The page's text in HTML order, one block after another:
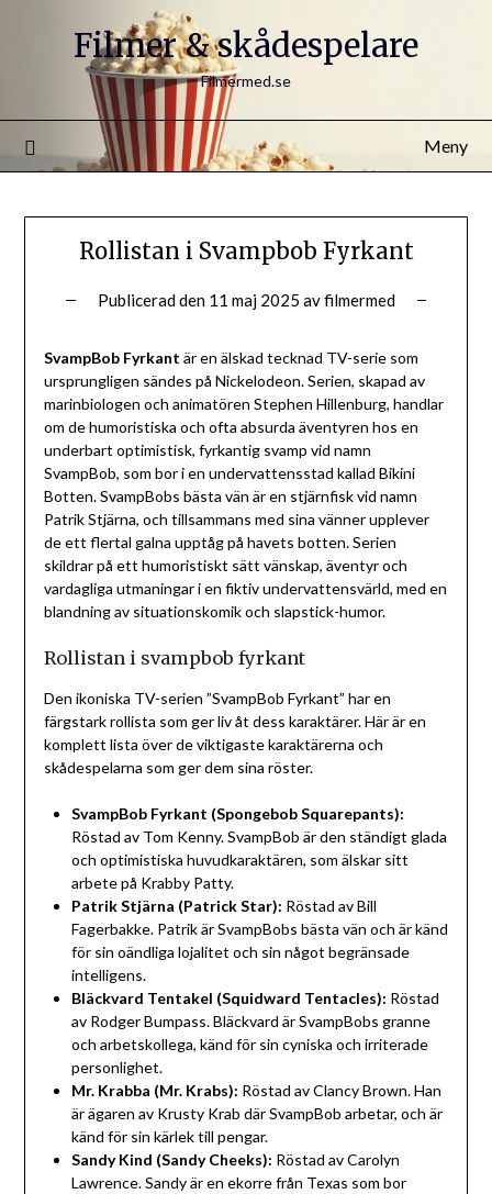
Filmer & skådespelare
Filmermed.se
Meny
Rollistan i Svampbob Fyrkant
Publicerad den 11 maj 2025 avfilmermed
SvampBob Fyrkant är en älskad tecknad TV-serie som
ursprungligen sändes på Nickelodeon. Serien, skapad av
marinbiologen och animatören Stephen Hillenburg, handlar
om de humoristiska och ofta absurda äventyren hos en
underbart optimistisk, fyrkantig svamp vid namn
SvampBob, som bor i en undervattensstad kallad Bikini
Botten. SvampBobs bästa vän är en stjärnfisk vid namn
Patrik Stjärna, och tillsammans med sina vänner upplever
de ett flertal galna upptåg på havets botten. Serien
skildrar på ett humoristiskt sätt vänskap, äventyr och
vardagliga utmaningar i en fiktiv undervattensvärld, med en
blandning av situationskomik och slapstick-humor.
Rollistan i svampbob fyrkant
Den ikoniska TV-serien ”SvampBob Fyrkant” har en
färgstark rollista som ger liv åt dess karaktärer. Här är en
komplett lista över de viktigaste karaktärerna och
skådespelarna som ger dem sina röster.
SvampBob Fyrkant (Spongebob Squarepants):
Röstad av Tom Kenny. SvampBob är den ständigt glada
och optimistiska huvudkaraktären, som älskar sitt
arbete på Krabby Patty.
Patrik Stjärna (Patrick Star): Röstad av Bill
Fagerbakke. Patrik är SvampBobs bästa vän och är känd
för sin oändliga lojalitet och sin något begränsade
intelligens.
Bläckvard Tentakel (Squidward Tentacles): Röstad
av Rodger Bumpass. Bläckvard är SvampBobs granne
och arbetskollega, känd för sin cyniska och irriterade
personlighet.
Mr. Krabba (Mr. Krabs): Röstad av Clancy Brown. Han
är ägaren av Krusty Krab där SvampBob arbetar, och är
känd för sin kärlek till pengar.
Sandy Kind (Sandy Cheeks): Röstad av Carolyn
Lawrence. Sandy är en ekorre från Texas som bor